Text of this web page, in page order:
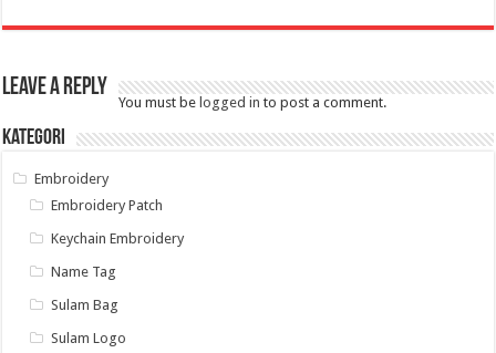
Leave a Reply
You must be logged in to post a comment.
Kategori
Embroidery
Embroidery Patch
Keychain Embroidery
Name Tag
Sulam Bag
Sulam Logo